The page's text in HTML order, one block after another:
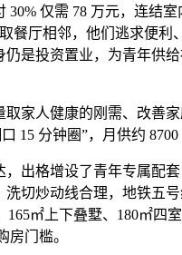
仅需 78 万元，连结
餐厅相邻，他们逃求便利
是投资置业，为青年供
人健康的刚需、改善家
15 分钟圈”，月供约 8700
格增设了青年专属配套
切炒动线合理，地铁五
㎡上下叠墅、180㎡四
门槛。